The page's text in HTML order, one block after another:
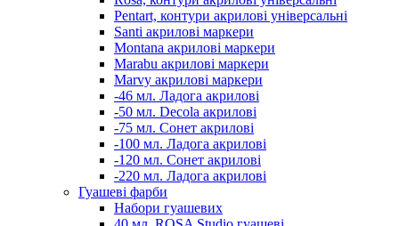
Pentart, контури акрилові універсальні
Santi акрилові маркери
Montana акрилові маркери
Marabu акрилові маркери
Marvy акрилові маркери
-46 мл. Ладога акрилові
-50 мл. Decola акрилові
-75 мл. Сонет акрилові
-100 мл. Ладога акрилові
-120 мл. Сонет акрилові
-220 мл. Ладога акрилові
Гуашеві фарби
Набори гуашевих